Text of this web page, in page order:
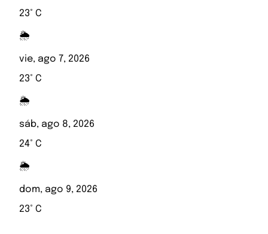
23° C
🌦️
vie, ago 7, 2026
23° C
🌦️
sáb, ago 8, 2026
24° C
🌦️
dom, ago 9, 2026
23° C